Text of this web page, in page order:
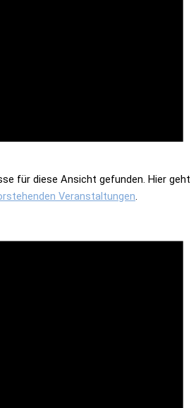
für diese Ansicht gefunden. Hier geht
Veranstaltungen.